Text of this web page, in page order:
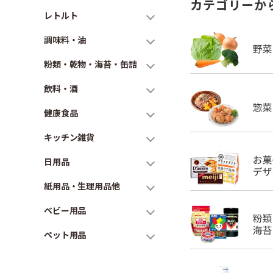
レトルト
調味料・油
粉類・乾物・海苔・缶詰
飲料・酒
健康食品
キッチン雑貨
日用品
紙用品・生理用品他
ベビー用品
ペット用品
カテゴリーか